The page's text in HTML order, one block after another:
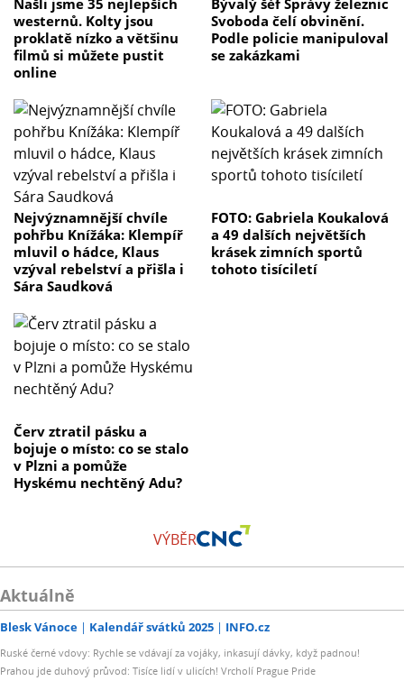
Našli jsme 35 nejlepších
westernů. Kolty jsou
proklatě nízko a většinu
filmů si můžete pustit
online
Bývalý šéf Správy železnic
Svoboda čelí obvinění.
Podle policie manipuloval
se zakázkami
Nejvýznamnější chvíle
pohřbu Knížáka: Klempíř
mluvil o hádce, Klaus
vzýval rebelství a přišla i
Sára Saudková
FOTO: Gabriela Koukalová
a 49 dalších největších
krásek zimních sportů
tohoto tisíciletí
Červ ztratil pásku a
bojuje o místo: co se stalo
v Plzni a pomůže
Hyskému nechtěný Adu?
VÝBĚR
Aktuálně
Blesk Vánoce Kalendář svátků 2025 INFO.cz
Ruské černé vdovy: Rychle se vdávají za vojáky, inkasují dávky, když padnou!
Prahou jde duhový průvod: Tisíce lidí v ulicích! Vrcholí Prague Pride